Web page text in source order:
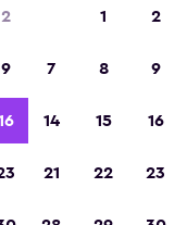
2023
2
9
1 2
7 8 9
14 15 16
21 22 23